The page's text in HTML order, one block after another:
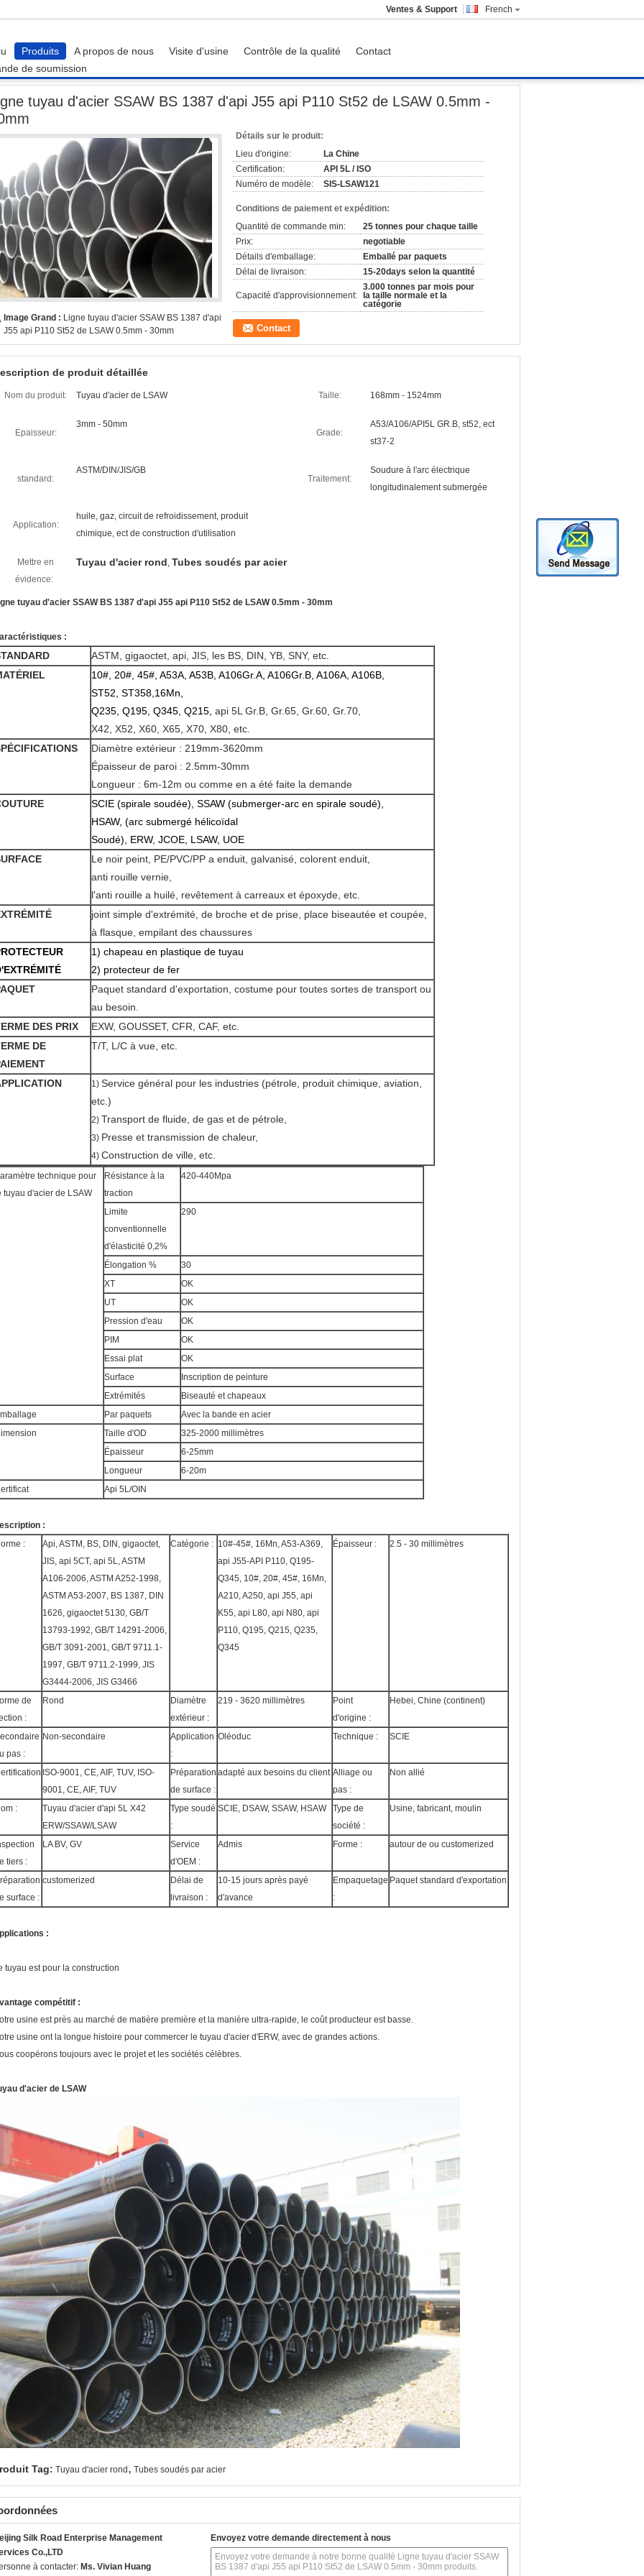
French
Ventes & Support
Produits A propos de nous Visite d'usine Contrôle de la qualité
Contact
de soumission
tuyau d'acier SSAW BS 1387 d'api J55 api P110 St52 de LSAW 0.5mm - 30mm
tuyau d'acier SSAW BS 1387 d'api J55 api P110 St52 de LSAW 0.5mm -
Image Grand : Ligne tuyau d'acier SSAW BS 1387 d'api
J55 api P110 St52 de LSAW 0.5mm - 30mm
Détails sur le produit:
Lieu d'origine:
La Chine
Certification:
API 5L / ISO
Numéro de modèle:
SIS-LSAW121
Conditions de paiement et expédition:
Quantité de commande min:
25 tonnes pour chaque taille
Prix:
negotiable
Détails d'emballage:
Emballé par paquets
Délai de livraison:
15-20days selon la quantité
Capacité d'approvisionnement:
3.000 tonnes par mois pour
la taille normale et la
catégorie
Contact
de produit détaillée
Nom du produit: Tuyau d'acier de LSAW Taille: 168mm - 1524mm
Epaisseur:
3mm - 50mm
Grade:
A53/A106/API5L GR.B, st52, ect
st37-2
standard:
ASTM/DIN/JIS/GB
Traitement:
Soudure à l'arc électrique
longitudinalement submergée
Application:
huile, gaz, circuit de refroidissement, produit
chimique, ect de construction d'utilisation
Mettre en
évidence:
Tuyau d'acier rond, Tubes soudés par acier
tuyau d'acier SSAW BS 1387 d'api J55 api P110 St52 de LSAW 0.5mm - 30mm
:
ASTM, gigaoctet, api, JIS, les BS, DIN, YB, SNY, etc.
10#, 20#, 45#, A53A, A53B, A106Gr.A, A106Gr.B, A106A, A106B,
ST52, ST358,16Mn,
Q235, Q195, Q345, Q215, api 5L Gr.B, Gr.65, Gr.60, Gr.70,
X42, X52, X60, X65, X70, X80, etc.
Diamètre extérieur : 219mm-3620mm
Épaisseur de paroi : 2.5mm-30mm
Longueur : 6m-12m ou comme en a été faite la demande
SCIE (spirale soudée), SSAW (submerger-arc en spirale soudé),
HSAW, (arc submergé hélicoïdal
Soudé), ERW, JCOE, LSAW, UOE
Le noir peint, PE/PVC/PP a enduit, galvanisé, colorent enduit,
anti rouille vernie,
l'anti rouille a huilé, revêtement à carreaux et époxyde etc.
joint simple d'extrémité, de broche et de prise, place biseautée et coupée,
à flasque, empilant des chaussures
1) chapeau en plastique de tuyau
2) protecteur de fer
Paquet standard d'exportation, costume pour toutes sortes de transport ou
au besoin.
DES PRIX
EXW, GOUSSET, CFR, CAF, etc.
DE
T/T, L/C à vue, etc.
1) Service général pour les industries (pétrole, produit chimique, aviation,
etc.)
2) Transport de fluide, de gas et de pétrole,
3) Presse et transmission de chaleur,
4) Construction de ville, etc.
technique pour
tuyau d'acier de LSAW
Résistance à la
traction
420-440Mpa
Limite
conventionnelle
d'élasticité 0,2%
290
Élongation %
30
XT
OK
UT
OK
Pression d'eau
OK
PIM
OK
Essai plat
OK
Surface
Inscription de peinture
Extrémités
Biseauté et chapeaux
Par paquets
Avec la bande en acier
Taille d'OD
325-2000 millimètres
Épaisseur
6-25mm
Longueur
6-20m
Api 5L/OIN
:
:
Api, ASTM, BS, DIN, gigaoctet,
JIS, api 5CT, api 5L, ASTM
A106-2006, ASTM A252-1998,
ASTM A53-2007, BS 1387, DIN
1626, gigaoctet 5130, GB/T
13793-1992, GB/T 14291-2006,
GB/T 3091-2001, GB/T 9711.1-
1997, GB/T 9711.2-1999, JIS
G3444-2006, JIS G3466
Catégorie : 10#-45#, 16Mn, A53-A369,
api J55-API P110, Q195-
Q345, 10#, 20#, 45#, 16Mn,
A210, A250, api J55, api
K55, api L80, api N80, api
P110, Q195, Q215, Q235,
Q345
Épaisseur : 2.5 - 30 millimètres
de
:
Rond
Diamètre
extérieur :
219 - 3620 millimètres
Point
d'origine :
Hebei, Chine (continent)
pas :
Non-secondaire
Application
:
Oléoduc Technique : SCIE
ISO-9001, CE, AIF, TUV, ISO-
9001, CE, AIF, TUV
Préparation
de surface :
adapté aux besoins du client Alliage ou
pas :
Non allié
:
Tuyau d'acier d'api 5L X42
ERW/SSAW/LSAW
Type soudé
:
SCIE, DSAW, SSAW, HSAW
Type de
société :
Usine, fabricant, moulin
tiers :
LA BV, GV
Service
d'OEM :
Admis Forme : autour de ou customerized
surface :
customerized
Délai de
livraison :
10-15 jours après payé
d'avance
Empaquetage
:
Paquet standard d'exportation
:
tuyau est pour la construction
compétitif :
usine est près au marché de matière première et la manière ultra-rapide, le coût producteur est basse.
usine ont la longue histoire pour commercer le tuyau d'acier d'ERW, avec de grandes actions.
coopérons toujours avec le projet et les sociétés célèbres.
d'acier de LSAW
Tag: Tuyau d'acier rond, Tubes soudés par acier
Silk Road Enterprise Management
Co.,LTD
à contacter: Ms. Vivian Huang
Envoyez votre demande directement à nous